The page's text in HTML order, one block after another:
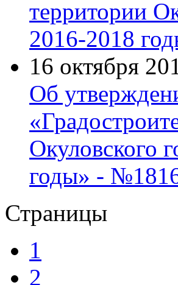
территории
2016-2018
16 октября
Об
Окуловского
годы» -
Страницы
1
2